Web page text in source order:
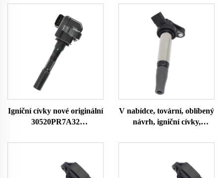
Igniční cívky nové originální
30520PR7A32
30520P5GA01 Použití pro
V nabídce, tovární, oblíbený
návrh, igniční cívky,
90919C2007 90919-C2007
autodůlu